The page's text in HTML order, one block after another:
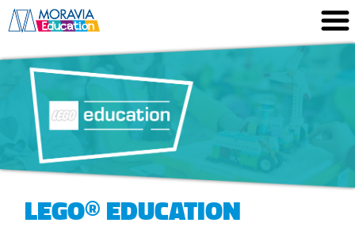
LEGO® EDUCATION